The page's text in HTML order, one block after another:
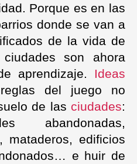
Porque es en las
donde se van a
de la vida de
son ahora
aprendizaje. Ideas
del juego no
de las ciudades:
abandonadas,
mataderos, edificios
e huir de